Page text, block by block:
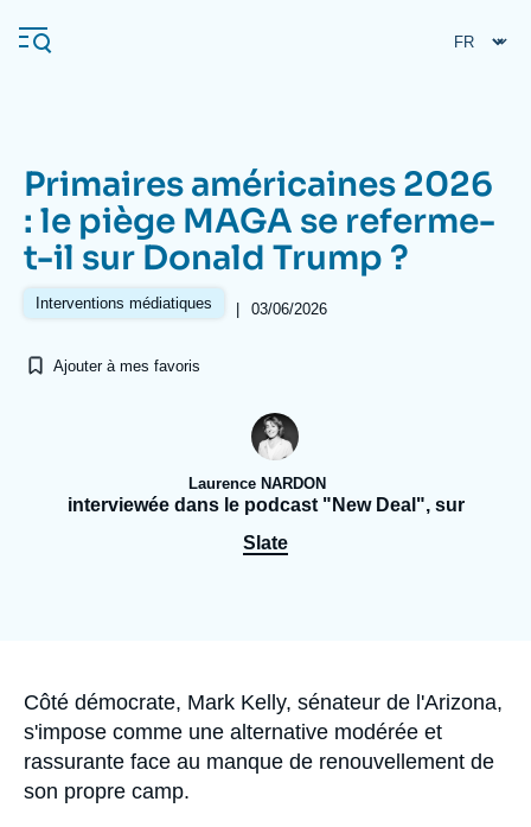
au
contenu
Navigation
principale
L'Ifri
Se connecter
À propos de l'Ifri
Proche-Orient
Primaires américaines 2026
: le piège MAGA se referme-
t-il sur Donald Trump ?
Interventions médiatiques | 03/06/2026
Ajouter à mes favoris
Laurence NARDON
interviewée dans le podcast "New Deal", sur
Slate
Accroche
Côté démocrate, Mark Kelly, sénateur de l'Arizona,
s'impose comme une alternative modérée et
rassurante face au manque de renouvellement de
son propre camp.